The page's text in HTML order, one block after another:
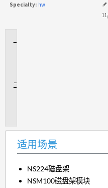
Specialty: hw
适用场景
NS224磁盘架
NSM100磁盘架模块